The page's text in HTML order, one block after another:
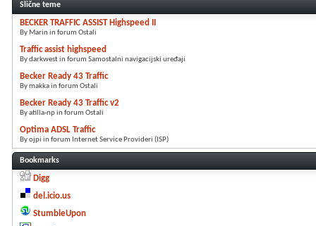
Slične teme
BECKER TRAFFIC ASSIST Highspeed II
By Marin in forum Ostali
Traffic assist highspeed
By darkwest in forum Samostalni navigacijski uređaji
Becker Ready 43 Traffic
By makka in forum Ostali
Becker Ready 43 Traffic v2
By atilla-np in forum Ostali
Optima ADSL Traffic
By ojpi in forum Internet Service Provideri (ISP)
Bookmarks
Digg
del.icio.us
StumbleUpon